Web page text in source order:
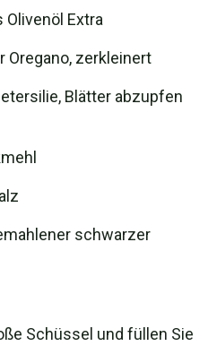
Olivenöl Extra
Oregano, zerkleinert
Blätter abzupfen
schwarzer
Schüssel und füllen Sie